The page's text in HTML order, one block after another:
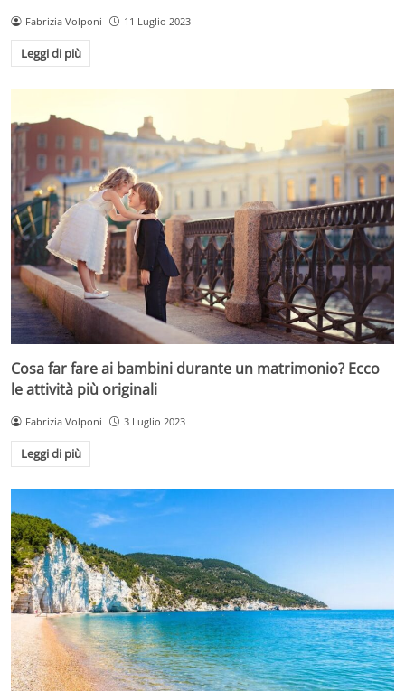
Fabrizia Volponi 11 Luglio 2023
Leggi di più
Cosa far fare ai bambini durante un matrimonio? Ecco
le attività più originali
Fabrizia Volponi 3 Luglio 2023
Leggi di più